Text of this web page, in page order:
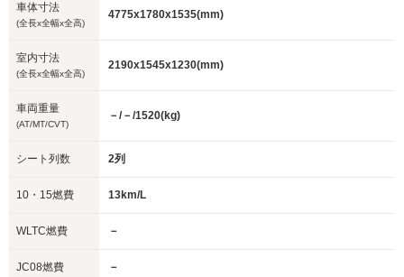
車体寸法
(全長x全幅x全高)
4775x1780x1535(mm)
室内寸法
(全長x全幅x全高)
2190x1545x1230(mm)
車両重量
(AT/MT/CVT)
－/－/1520(kg)
シート列数 2列
10・15燃費 13km/L
WLTC燃費 －
JC08燃費 －